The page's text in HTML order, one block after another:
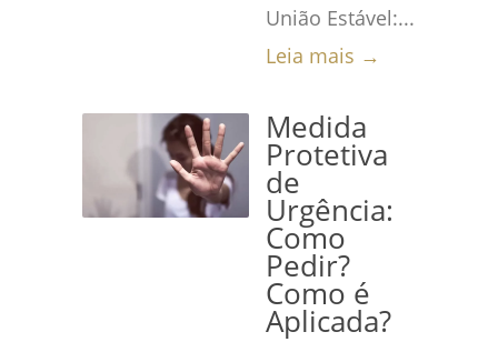
União Estável:...
Leia mais →
Medida
Protetiva
de
Urgência:
Como
Pedir?
Como é
Aplicada?